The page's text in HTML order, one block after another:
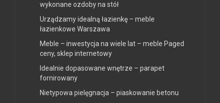
wykonane ozdoby na stół
Urządzamy idealną łazienkę – meble
łazienkowe Warszawa
Meble – inwestycja na wiele lat – meble Paged
ceny, sklep internetowy
Idealnie dopasowane wnętrze – parapet
fornirowany
Nietypowa pielęgnacja – piaskowanie betonu